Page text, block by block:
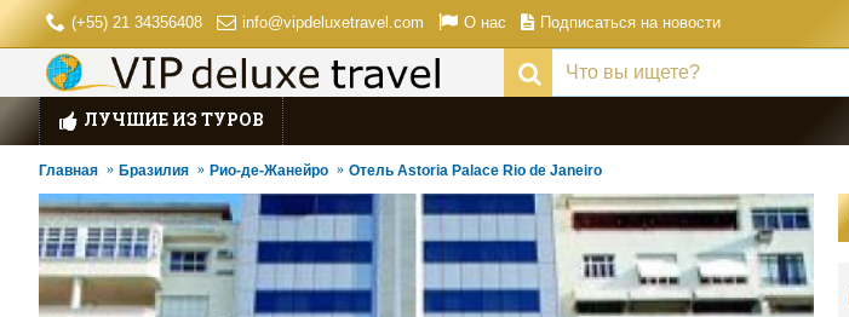
(+55) 21 34356408 info@vipdeluxetravel.com О нас Подписаться на новости
ЛУЧШИЕ ИЗ ТУРОВ
Главная Бразилия Рио-де-Жанейро Отель Astoria Palace Rio de Janeiro